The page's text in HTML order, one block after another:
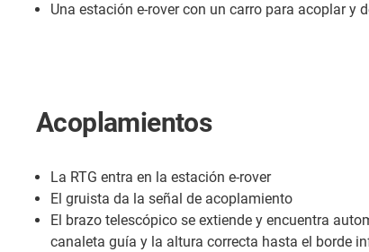
Una estación e-rover con un carro para acoplar y
Acoplamientos
La RTG entra en la estación e-rover
El gruista da la señal de acoplamiento
El brazo telescópico se extiende y encuentra
canaleta guía y la altura correcta hasta el borde